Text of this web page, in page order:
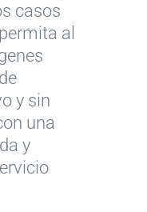
casos
al
y sin
una
y